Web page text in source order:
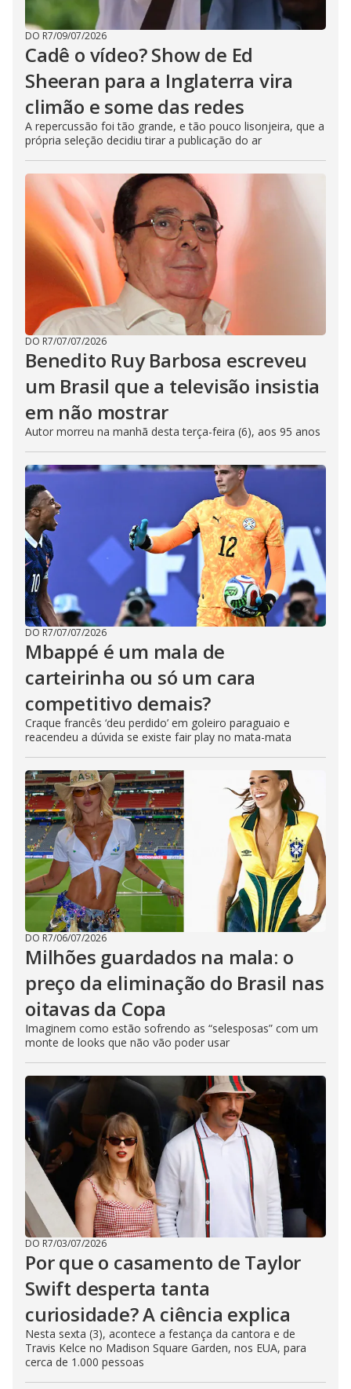
DO R7/09/07/2026
Cadê o vídeo? Show de Ed
Sheeran para a Inglaterra vira
climão e some das redes
A repercussão foi tão grande, e tão pouco lisonjeira, que a
própria seleção decidiu tirar a publicação do ar
DO R7/07/07/2026
Benedito Ruy Barbosa escreveu
um Brasil que a televisão insistia
em não mostrar
Autor morreu na manhã desta terça-feira (6), aos 95 anos
DO R7/07/07/2026
Mbappé é um mala de
carteirinha ou só um cara
competitivo demais?
Craque francês ‘deu perdido’ em goleiro paraguaio e
reacendeu a dúvida se existe fair play no mata-mata
DO R7/06/07/2026
Milhões guardados na mala: o
preço da eliminação do Brasil nas
oitavas da Copa
Imaginem como estão sofrendo as “selesposas” com um
monte de looks que não vão poder usar
DO R7/03/07/2026
Por que o casamento de Taylor
Swift desperta tanta
curiosidade? A ciência explica
Nesta sexta (3), acontece a festança da cantora e de
Travis Kelce no Madison Square Garden, nos EUA, para
cerca de 1.000 pessoas